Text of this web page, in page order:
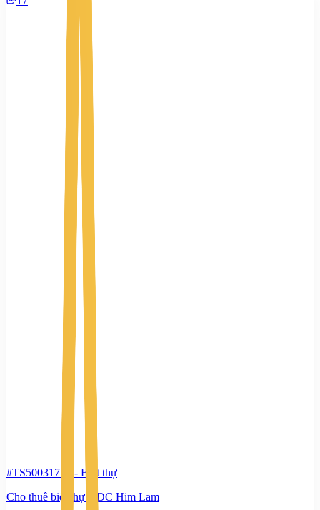
#TS50031774 - Biệt thự
Cho thuê biệt thự KDC Him Lam